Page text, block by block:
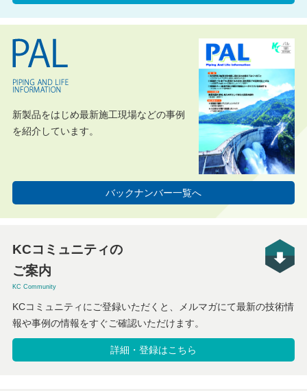
新製品をはじめ最新施工現場などの事例
を紹介しています。
バックナンバー一覧へ
KCコミュニティの
ご案内
KC Community
KCコミュニティにご登録いただくと、メルマガにて最新の技術情
報や事例の情報をすぐご確認いただけます。
詳細・登録はこちら